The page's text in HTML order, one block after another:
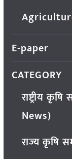
E-paper
CATEGORY
राष्ट्रीय
News)
राज्य कृषि